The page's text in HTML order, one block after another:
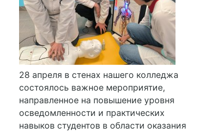
28 апреля в стенах нашего колледжа
состоялось важное мероприятие,
направленное на повышение уровня
осведомленности и практических
навыков студентов в области оказания